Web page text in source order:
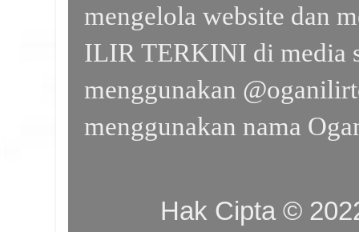
mengelola website dan
ILIR TERKINI di media
menggunakan
menggunakan nama
Hak Cipta ©